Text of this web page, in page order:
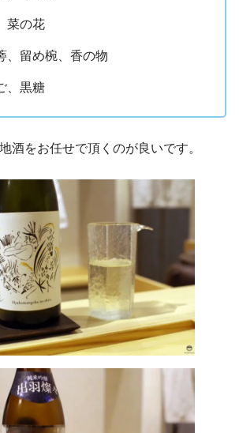
菜の花
、留め椀、香の物
、黒糖
酒をお任せで頂くのが良いです。